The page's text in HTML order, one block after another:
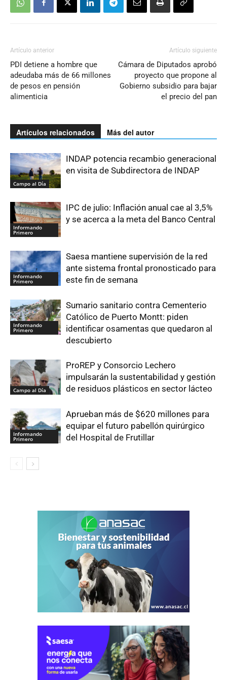
Artículo anterior
PDI detiene a hombre que
adeudaba más de 66 millones
de pesos en pensión
alimenticia
Artículo siguiente
Cámara de Diputados aprobó
proyecto que propone al
Gobierno subsidio para bajar
el precio del pan
Artículos relacionados Más del autor
Campo al Día
INDAP potencia recambio generacional
en visita de Subdirectora de INDAP
Informando
Primero
IPC de julio: Inflación anual cae al 3,5%
y se acerca a la meta del Banco Central
Informando
Primero
Saesa mantiene supervisión de la red
ante sistema frontal pronosticado para
este fin de semana
Informando
Primero
Sumario sanitario contra Cementerio
Católico de Puerto Montt: piden
identificar osamentas que quedaron al
descubierto
Campo al Día
ProREP y Consorcio Lechero
impulsarán la sustentabilidad y gestión
de residuos plásticos en sector lácteo
Informando
Primero
Aprueban más de $620 millones para
equipar el futuro pabellón quirúrgico
del Hospital de Frutillar